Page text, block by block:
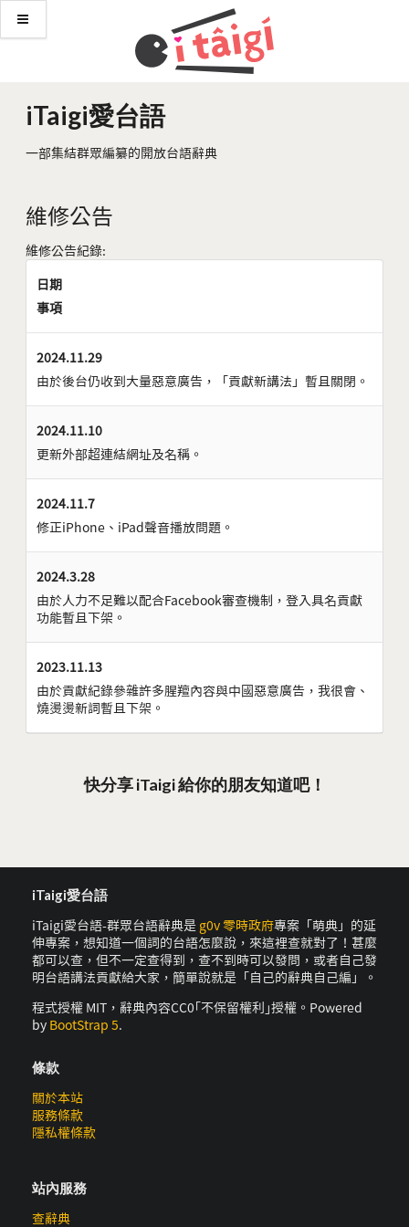
iTaigi愛台語
一部集結群眾編纂的開放台語辭典
維修公告
維修公告紀錄:
日期
事項
2024.11.29
由於後台仍收到大量惡意廣告，「貢獻新講法」暫且關閉。
2024.11.10
更新外部超連結網址及名稱。
2024.11.7
修正iPhone、iPad聲音播放問題。
2024.3.28
由於人力不足難以配合Facebook審查機制，登入具名貢獻
功能暫且下架。
2023.11.13
由於貢獻紀錄參雜許多腥羶內容與中國惡意廣告，我很會、
燒燙燙新詞暫且下架。
快分享 iTaigi 給你的朋友知道吧！
iTaigi愛台語
iTaigi愛台語-群眾台語辭典是 g0v 零時政府專案「萌典」的延
伸專案，想知道一個詞的台語怎麼說，來這裡查就對了！甚麼
都可以查，但不一定查得到，查不到時可以發問，或者自己發
明台語講法貢獻給大家，簡單說就是「自己的辭典自己編」。
程式授權 MIT，辭典內容CC0｢不保留權利｣授權。Powered
by BootStrap 5.
條款
關於本站
服務條款
隱私權條款
站內服務
查辭典